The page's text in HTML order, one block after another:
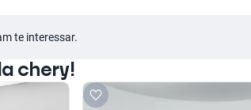
te interessar.
chery!